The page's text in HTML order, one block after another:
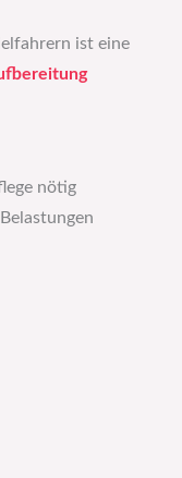
ist eine
nötig